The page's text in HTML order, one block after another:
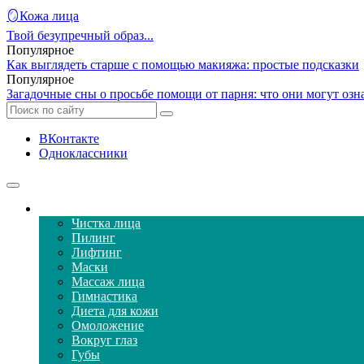
🪞Кожа лица
Твой безупречный образ...
Популярное
Как выглядеть старше с помощью макияжа: простые подсказки
Популярное
Загадочные сны о просьбе помощи от парня: что они могут
ВКонтакте
Одноклассники
Чистка лица
Пилинг
Лифтинг
Маски
Массаж лица
Гимнастика
Диета для кожи
Омоложение
Вокруг глаз
Губы